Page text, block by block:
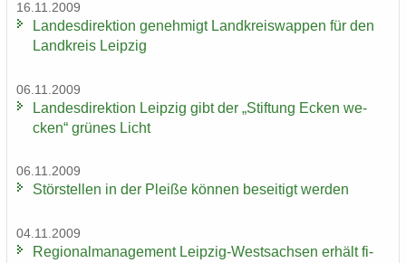
16.11.2009
Lan­des­di­rek­ti­on ge­neh­migt Land­kreis­wap­pen für den
Land­kreis Leip­zig
06.11.2009
Lan­des­di­rek­ti­on Leip­zig gibt der „Stif­tung Ecken we­
cken“ grü­nes Licht
06.11.2009
Stör­stel­len in der Plei­ße kön­nen be­sei­tigt wer­den
04.11.2009
Re­gio­nal­ma­nage­ment Leipzig-​Westsachsen er­hält fi­